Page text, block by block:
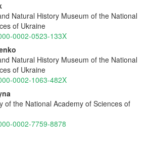
Natural History Museum of the National
of Ukraine
0002-0523-133X
Natural History Museum of the National
of Ukraine
0002-1063-482X
of the National Academy of Sciences of
0002-7759-8878